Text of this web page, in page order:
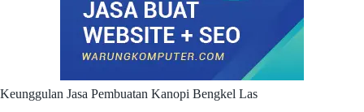
Keunggulan Jasa Pembuatan Kanopi Bengkel Las